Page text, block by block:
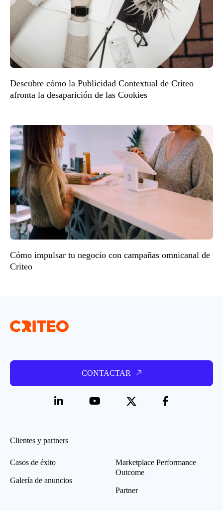
Descubre cómo la Publicidad Contextual de Criteo
afronta la desaparición de las Cookies
Cómo impulsar tu negocio con campañas omnicanal de
Criteo
CONTACTAR
Clientes y partners
Casos de éxito
Galería de anuncios
Marketplace Performance
Outcome
Partner